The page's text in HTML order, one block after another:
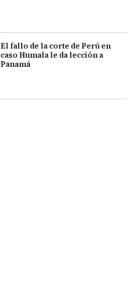
El fallo de la corte de Perú en
caso Humala le da lección a
Panamá